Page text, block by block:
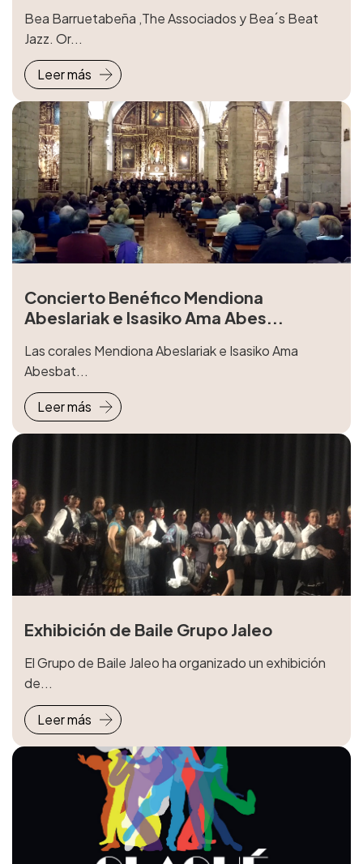
Bea Barruetabeña ,The Associados y Bea´s Beat
Jazz. Or...
Leer más
Concierto Benéfico Mendiona
Abeslariak e Isasiko Ama Abes...
Las corales Mendiona Abeslariak e Isasiko Ama
Abesbat...
Leer más
Exhibición de Baile Grupo Jaleo
El Grupo de Baile Jaleo ha organizado un exhibición
de...
Leer más